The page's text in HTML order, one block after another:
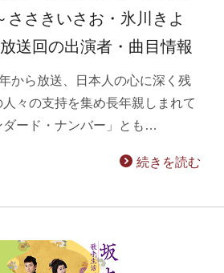
ささきいさお・氷川きよ
送回の出演者・曲目情報
から放送、日本人の心に深く残
々の支持を集め長年親しまれて
ダード・ナンバー」とも…
続きを読む